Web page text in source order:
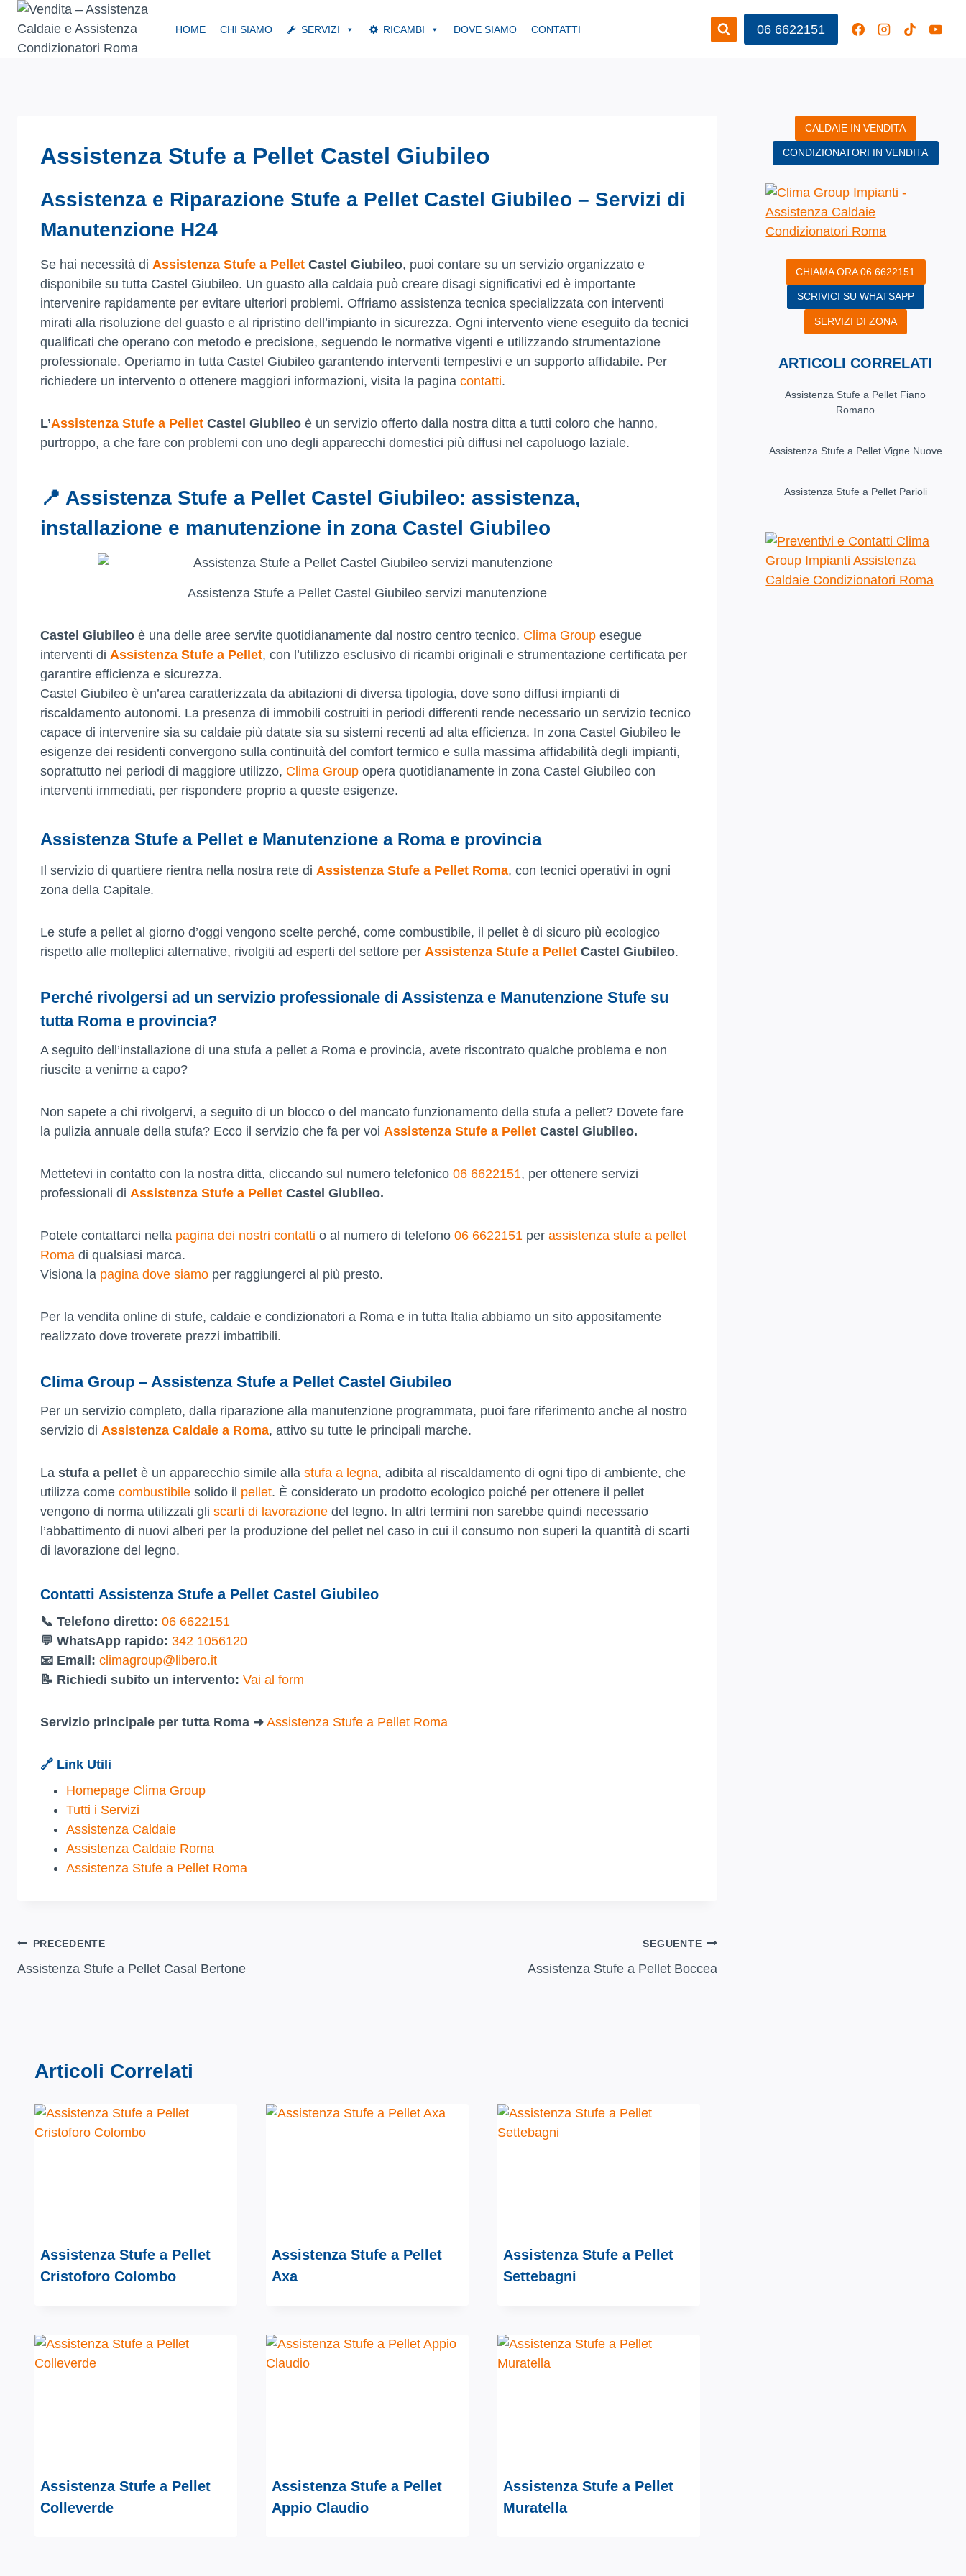
Salta
contenuto
HOME CHI SIAMO SERVIZI RICAMBI DOVE SIAMO CONTATTI 06 6622151
Assistenza Stufe a Pellet Castel Giubileo
Assistenza e Riparazione Stufe a Pellet Castel Giubileo – Servizi di
Manutenzione H24
Se hai necessità di Assistenza Stufe a Pellet Castel Giubileo, puoi contare su un servizio organizzato e
disponibile su tutta Castel Giubileo. Un guasto alla caldaia può creare disagi significativi ed è importante
intervenire rapidamente per evitare ulteriori problemi. Offriamo assistenza tecnica specializzata con interventi
mirati alla risoluzione del guasto e al ripristino dell’impianto in sicurezza. Ogni intervento viene eseguito da tecnici
qualificati che operano con metodo e precisione, seguendo le normative vigenti e utilizzando strumentazione
professionale. Operiamo in tutta Castel Giubileo garantendo interventi tempestivi e un supporto affidabile. Per
richiedere un intervento o ottenere maggiori informazioni, visita la pagina contatti.
L’Assistenza Stufe a Pellet Castel Giubileo è un servizio offerto dalla nostra ditta a tutti coloro che hanno,
purtroppo, a che fare con problemi con uno degli apparecchi domestici più diffusi nel capoluogo laziale.
📍 Assistenza Stufe a Pellet Castel Giubileo: assistenza,
installazione e manutenzione in zona Castel Giubileo
Assistenza Stufe a Pellet Castel Giubileo servizi manutenzione
Castel Giubileo è una delle aree servite quotidianamente dal nostro centro tecnico. Clima Group esegue
interventi di Assistenza Stufe a Pellet, con l’utilizzo esclusivo di ricambi originali e strumentazione certificata per
garantire efficienza e sicurezza.
Castel Giubileo è un’area caratterizzata da abitazioni di diversa tipologia, dove sono diffusi impianti di
riscaldamento autonomi. La presenza di immobili costruiti in periodi differenti rende necessario un servizio tecnico
capace di intervenire sia su caldaie più datate sia su sistemi recenti ad alta efficienza. In zona Castel Giubileo le
esigenze dei residenti convergono sulla continuità del comfort termico e sulla massima affidabilità degli impianti,
soprattutto nei periodi di maggiore utilizzo, Clima Group opera quotidianamente in zona Castel Giubileo con
interventi immediati, per rispondere proprio a queste esigenze.
Assistenza Stufe a Pellet e Manutenzione a Roma e provincia
Il servizio di quartiere rientra nella nostra rete di Assistenza Stufe a Pellet Roma, con tecnici operativi in ogni
zona della Capitale.
Le stufe a pellet al giorno d’oggi vengono scelte perché, come combustibile, il pellet è di sicuro più ecologico
rispetto alle molteplici alternative, rivolgiti ad esperti del settore per Assistenza Stufe a Pellet Castel Giubileo.
Perché rivolgersi ad un servizio professionale di Assistenza e Manutenzione Stufe su
tutta Roma e provincia?
A seguito dell’installazione di una stufa a pellet a Roma e provincia, avete riscontrato qualche problema e non
riuscite a venirne a capo?
Non sapete a chi rivolgervi, a seguito di un blocco o del mancato funzionamento della stufa a pellet? Dovete fare
la pulizia annuale della stufa? Ecco il servizio che fa per voi Assistenza Stufe a Pellet Castel Giubileo.
Mettetevi in contatto con la nostra ditta, cliccando sul numero telefonico 06 6622151, per ottenere servizi
professionali di Assistenza Stufe a Pellet Castel Giubileo.
Potete contattarci nella pagina dei nostri contatti o al numero di telefono 06 6622151 per assistenza stufe a pellet
Roma di qualsiasi marca.
Visiona la pagina dove siamo per raggiungerci al più presto.
Per la vendita online di stufe, caldaie e condizionatori a Roma e in tutta Italia abbiamo un sito appositamente
realizzato dove troverete prezzi imbattibili.
Clima Group – Assistenza Stufe a Pellet Castel Giubileo
Per un servizio completo, dalla riparazione alla manutenzione programmata, puoi fare riferimento anche al nostro
servizio di Assistenza Caldaie a Roma, attivo su tutte le principali marche.
La stufa a pellet è un apparecchio simile alla stufa a legna, adibita al riscaldamento di ogni tipo di ambiente, che
utilizza come combustibile solido il pellet. È considerato un prodotto ecologico poiché per ottenere il pellet
vengono di norma utilizzati gli scarti di lavorazione del legno. In altri termini non sarebbe quindi necessario
l’abbattimento di nuovi alberi per la produzione del pellet nel caso in cui il consumo non superi la quantità di scarti
di lavorazione del legno.
Contatti Assistenza Stufe a Pellet Castel Giubileo
📞 Telefono diretto: 06 6622151
💬 WhatsApp rapido: 342 1056120
📧 Email: climagroup@libero.it
📝 Richiedi subito un intervento: Vai al form
Servizio principale per tutta Roma ➜ Assistenza Stufe a Pellet Roma
🔗 Link Utili
Homepage Clima Group
Tutti i Servizi
Assistenza Caldaie
Assistenza Caldaie Roma
Assistenza Stufe a Pellet Roma
Navigazione
articoli
PRECEDENTE
Assistenza Stufe a Pellet Casal Bertone
SEGUENTE
Assistenza Stufe a Pellet Boccea
Articoli Correlati
Assistenza Stufe a Pellet
Cristoforo Colombo
Assistenza Stufe a Pellet
Axa
Assistenza Stufe a Pellet
Settebagni
Assistenza Stufe a Pellet
Colleverde
Assistenza Stufe a Pellet
Appio Claudio
Assistenza Stufe a Pellet
Muratella
CALDAIE IN VENDITA
CONDIZIONATORI IN VENDITA
CHIAMA ORA 06 6622151
SCRIVICI SU WHATSAPP
SERVIZI DI ZONA
ARTICOLI CORRELATI
Assistenza Stufe a Pellet Fiano
Romano
Assistenza Stufe a Pellet Vigne Nuove
Assistenza Stufe a Pellet Parioli